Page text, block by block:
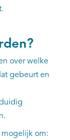
over welke
gebeurt en
mogelijk om: